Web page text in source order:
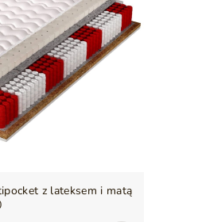
z lateksem i matą